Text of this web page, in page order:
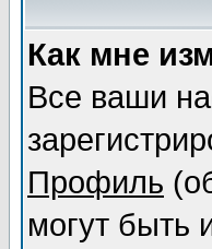
Как мне
Все ваши
Профиль
могут быть